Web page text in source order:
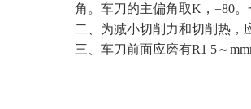
角。车刀的主偏角取K，=80。
二、为减小切削力和切削热，
三、车刀前面应磨有R1 5～